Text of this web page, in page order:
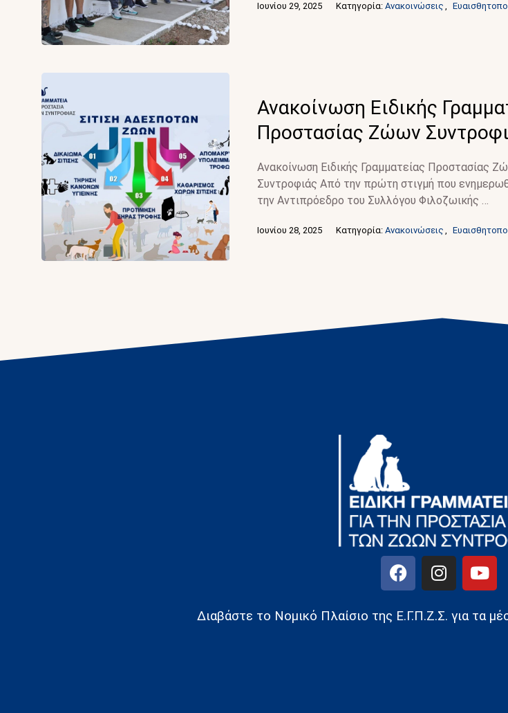
Ιουνίου 29, 2025 Κατηγορία: Ανακοινώσεις ,
Ανακοίνωση Ειδικής
Προστασίας Ζώων
Ανακοίνωση Ειδικής Γραμματείας Προστασίας
Συντροφιάς Από την πρώτη στιγμή που
την Αντιπρόεδρο του Συλλόγου Φιλοζωικής …
Ιουνίου 28, 2025 Κατηγορία: Ανακοινώσεις ,
Διαβάστε το Νομικό Πλαίσιο της Ε.Γ.Π.Ζ.Σ. για τα